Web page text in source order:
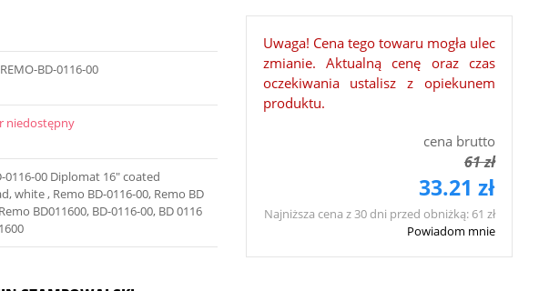
BD-0116-00
niedostępny
0116-00 Diplomat 16″ coated
white , Remo BD-0116-00, Remo BD
BD011600, BD-0116-00, BD 0116
Uwaga! Cena tego towaru mogła ulec
zmianie. Aktualną cenę oraz czas
oczekiwania ustalisz z opiekunem
produktu.
cena brutto
61 zł
33.21 zł
Najniższa cena z 30 dni przed obniżką: 61 zł
Powiadom mnie